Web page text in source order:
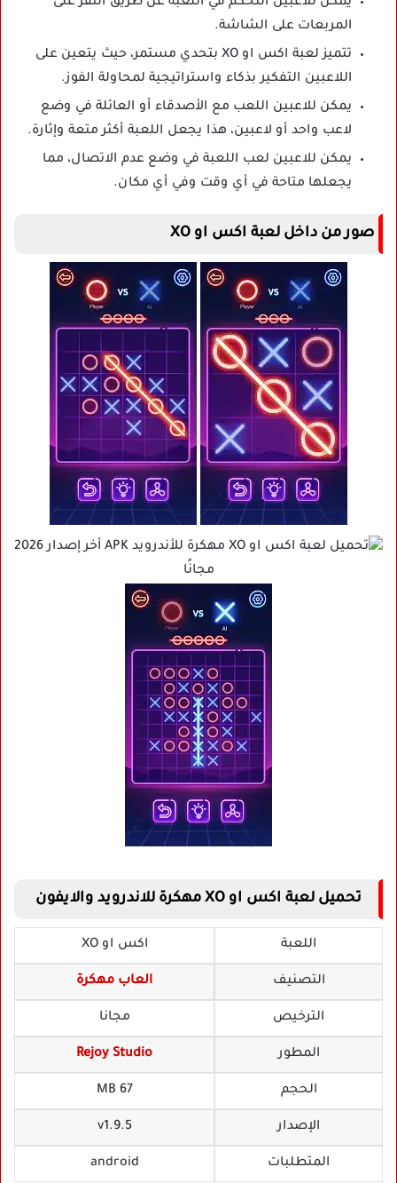
المربعات على الشاشة.
تتميز لعبة اكس او XO بتحدي مستمر، حيث يتعين على
اللاعبين التفكير بذكاء واستراتيجية لمحاولة الفوز.
يمكن للاعبين اللعب مع الأصدقاء أو العائلة في وضع
لاعب واحد أو لاعبين، هذا يجعل اللعبة أكثر متعة وإثارة.
يمكن للاعبين لعب اللعبة في وضع عدم الاتصال، مما
يجعلها متاحة في أي وقت وفي أي مكان.
صور من داخل لعبة اكس او XO
تحميل لعبة اكس او XO مهكرة للاندرويد والايفون
اللعبة اكس او XO
التصنيف العاب مهكرة
الترخيص مجانا
المطور Rejoy Studio
الحجم 67 MB
الإصدار v1.9.5
المتطلبات android